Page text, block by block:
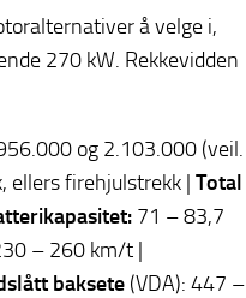
å velge i,
270 kW. Rekkevidden
og 2.103.000 (veil.
ellers firehjulstrekk | Total
71 – 83,7
– 260 km/t |
baksete (VDA): 447 –